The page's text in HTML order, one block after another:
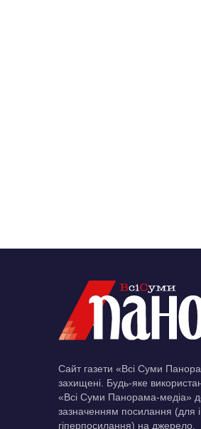
Сайт газети «Всі Суми
захищені. Будь-яке
«Всі Суми Панорама-медіа»
зазначенням посилання (для
гіперпосилання) на джерело.